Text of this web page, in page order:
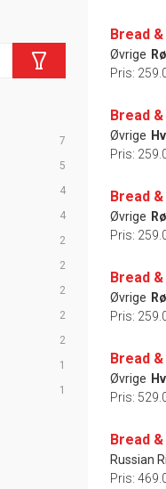
7
5
4
4
2
2
2
2
2
1
1
Bread
Øvrige
Pris:
Bread
Øvrige
Pris:
Bread
Øvrige
Pris:
Bread
Øvrige
Pris:
Bread
Øvrige
Pris:
Bread
Russian
Pris: